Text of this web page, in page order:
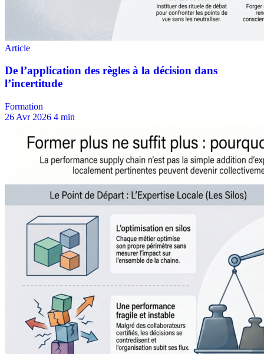
Formation
26 Avr 2026 4 min